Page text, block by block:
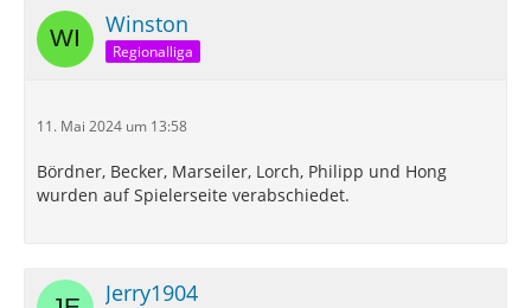
Winston
Regionalliga
11. Mai 2024 um 13:58
Bördner, Becker, Marseiler, Lorch, Philipp und Hong
wurden auf Spielerseite verabschiedet.
Jerry1904